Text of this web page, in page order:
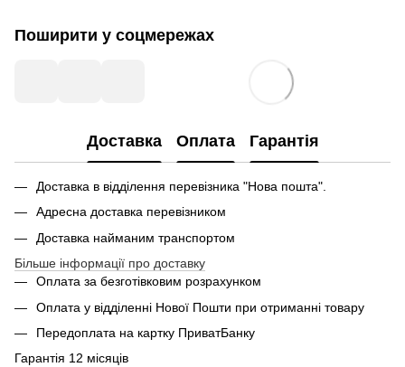
Поширити у соцмережах
Доставка Оплата Гарантія
Доставка в відділення перевізника "Нова пошта".
Адресна доставка перевізником
Доставка найманим транспортом
Більше інформації про доставку
Оплата за безготівковим розрахунком
Оплата у відділенні Нової Пошти при отриманні товару
Передоплата на картку ПриватБанку
Гарантія 12 місяців